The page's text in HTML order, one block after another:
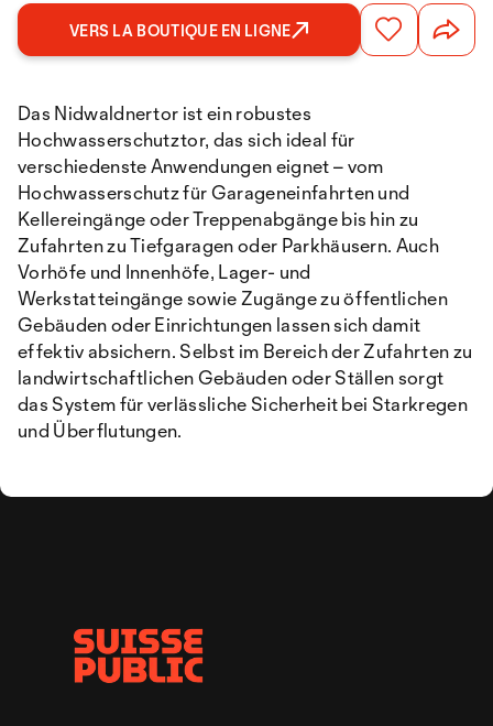
VERS LA BOUTIQUE EN LIGNE
Das Nidwaldnertor ist ein robustes
Hochwasserschutztor, das sich ideal für
verschiedenste Anwendungen eignet – vom
Hochwasserschutz für Garageneinfahrten und
Kellereingänge oder Treppenabgänge bis hin zu
Zufahrten zu Tiefgaragen oder Parkhäusern. Auch
Vorhöfe und Innenhöfe, Lager- und
Werkstatteingänge sowie Zugänge zu öffentlichen
Gebäuden oder Einrichtungen lassen sich damit
effektiv absichern. Selbst im Bereich der Zufahrten zu
landwirtschaftlichen Gebäuden oder Ställen sorgt
das System für verlässliche Sicherheit bei Starkregen
und Überflutungen.